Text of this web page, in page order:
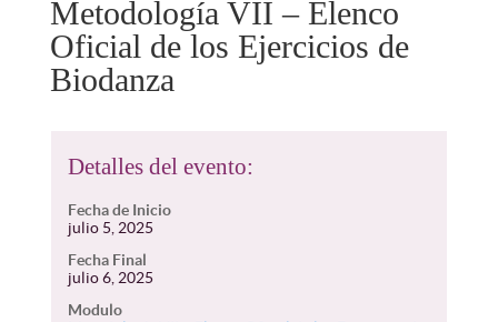
Metodología VII – Elenco
Oficial de los Ejercicios de
Biodanza
Detalles del evento:
Fecha de Inicio
julio 5, 2025
Fecha Final
julio 6, 2025
Modulo